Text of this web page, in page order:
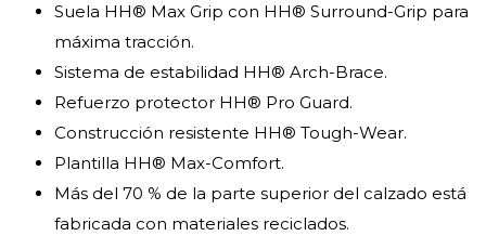
Suela HH® Max Grip con HH® Surround-Grip para
máxima tracción.
Sistema de estabilidad HH® Arch-Brace.
Refuerzo protector HH® Pro Guard.
Construcción resistente HH® Tough-Wear.
Plantilla HH® Max-Comfort.
Más del 70 % de la parte superior del calzado está
fabricada con materiales reciclados.